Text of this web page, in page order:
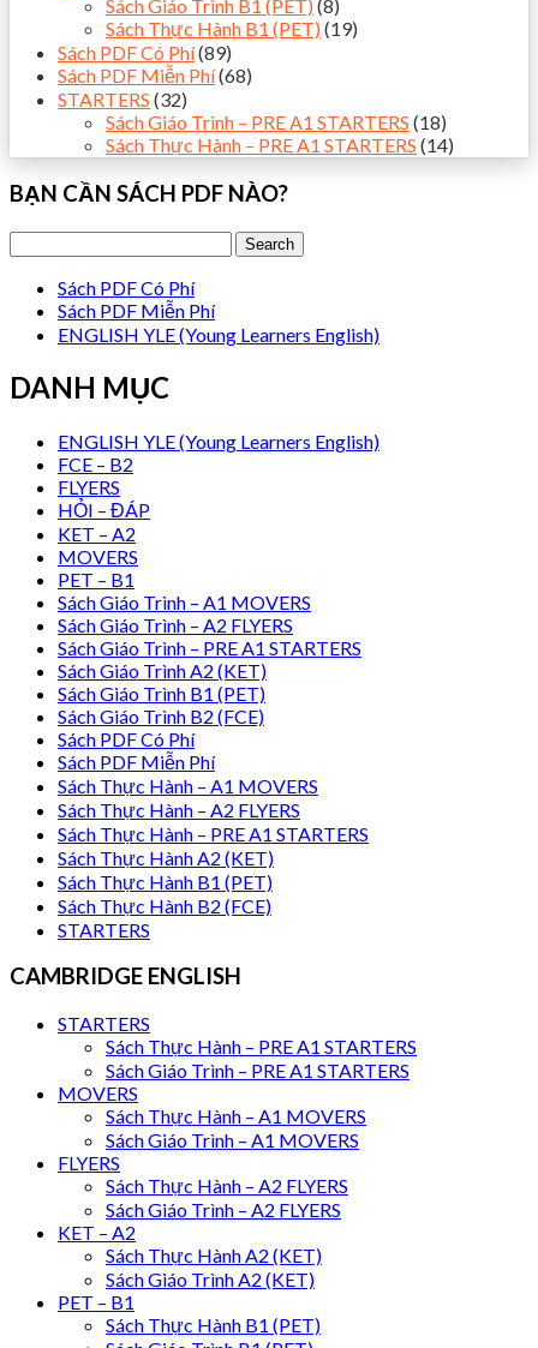
Sách Giáo Trình B1 (PET) (8)
Sách Thực Hành B1 (PET) (19)
Sách PDF Có Phí(89)
Sách PDF Miễn Phí(68)
STARTERS (32)
Sách Giáo Trình – PRE A1 STARTERS (18)
Sách Thực Hành – PRE A1 STARTERS (14)
BẠN CẦN SÁCH PDF NÀO?
Sách PDF Có Phí
Sách PDF Miễn Phí
ENGLISH YLE (Young Learners English)
DANH MỤC
ENGLISH YLE (Young Learners English)
FCE – B2
FLYERS
HỎI – ĐÁP
KET – A2
MOVERS
PET – B1
Sách Giáo Trình – A1 MOVERS
Sách Giáo Trình – A2 FLYERS
Sách Giáo Trình – PRE A1 STARTERS
Sách Giáo Trình A2 (KET)
Sách Giáo Trình B1 (PET)
Sách Giáo Trình B2 (FCE)
Sách PDF Có Phí
Sách PDF Miễn Phí
Sách Thực Hành – A1 MOVERS
Sách Thực Hành – A2 FLYERS
Sách Thực Hành – PRE A1 STARTERS
Sách Thực Hành A2 (KET)
Sách Thực Hành B1 (PET)
Sách Thực Hành B2 (FCE)
STARTERS
CAMBRIDGE ENGLISH
STARTERS
Sách Thực Hành – PRE A1 STARTERS
Sách Giáo Trình – PRE A1 STARTERS
MOVERS
Sách Thực Hành – A1 MOVERS
Sách Giáo Trình – A1 MOVERS
FLYERS
Sách Thực Hành – A2 FLYERS
Sách Giáo Trình – A2 FLYERS
KET – A2
Sách Thực Hành A2 (KET)
Sách Giáo Trình A2 (KET)
PET – B1
Sách Thực Hành B1 (PET)